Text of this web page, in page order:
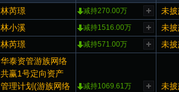
林芮璟 减持270.00万 未
林小溪 减持1516.00万 未
林芮璟 减持571.00万 未
华泰资管游族网络
共赢1号定向资产
管理计划(游族网络
减持1069.61万 未